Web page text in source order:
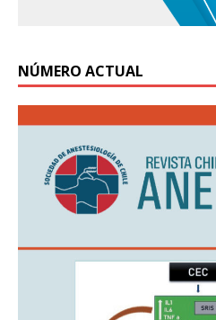
NÚMERO ACTUAL